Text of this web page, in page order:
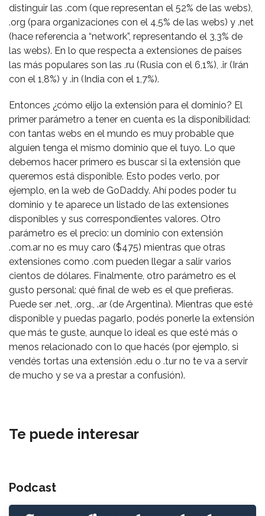
distinguir las .com (que representan el 52% de las webs),
.org (para organizaciones con el 4,5% de las webs) y .net
(hace referencia a “network”, representando el 3,3% de
las webs). En lo que respecta a extensiones de países
las más populares son las .ru (Rusia con el 6,1%), .ir (Irán
con el 1,8%) y .in (India con el 1,7%).
Entonces ¿cómo elijo la extensión para el dominio? El
primer parámetro a tener en cuenta es la disponibilidad:
con tantas webs en el mundo es muy probable que
alguien tenga el mismo dominio que el tuyo. Lo que
debemos hacer primero es buscar si la extensión que
queremos está disponible. Esto podes verlo, por
ejemplo, en la web de GoDaddy. Ahí podes poder tu
dominio y te aparece un listado de las extensiones
disponibles y sus correspondientes valores. Otro
parámetro es el precio: un dominio con extensión
.com.ar no es muy caro ($475) mientras que otras
extensiones como .com pueden llegar a salir varios
cientos de dólares. Finalmente, otro parámetro es el
gusto personal: qué final de web es el que prefieras.
Puede ser .net, .org., .ar (de Argentina). Mientras que esté
disponible y puedas pagarlo, podés ponerle la extensión
que más te guste, aunque lo ideal es que esté más o
menos relacionado con lo que hacés (por ejemplo, si
vendés tortas una extensión .edu o .tur no te va a servir
de mucho y se va a prestar a confusión).
Te puede interesar
Podcast